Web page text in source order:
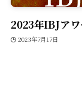
2023年IBJアワ
2023年7月17日